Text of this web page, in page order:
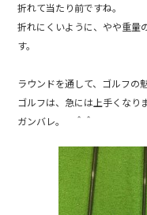
折れて当たり前ですね。
折れにくいように、やや重量
す。
ラウンドを通して、ゴルフ
ゴルフは、急には上手くなり
ガンバレ。 ＾＾